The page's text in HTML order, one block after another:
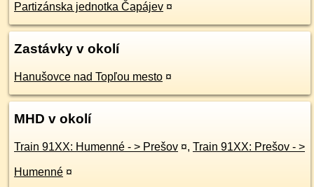
Partizánska jednotka Čapájev ¤
Zastávky v okolí
Hanušovce nad Topľou mesto ¤
MHD v okolí
Train 91XX: Humenné - > Prešov ¤, Train 91XX: Prešov - >
Humenné ¤